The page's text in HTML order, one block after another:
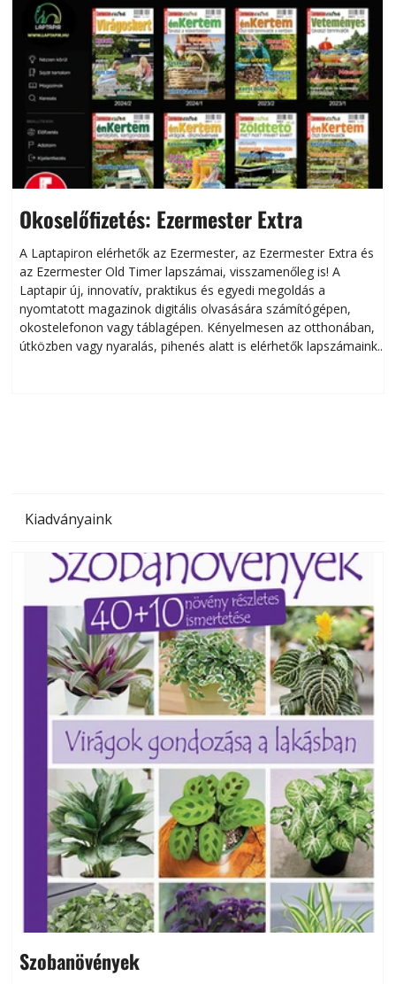
Okoselőfizetés: Ezermester Extra
A Laptapiron elérhetők az Ezermester, az Ezermester Extra és
az Ezermester Old Timer lapszámai, visszamenőleg is! A
Laptapir új, innovatív, praktikus és egyedi megoldás a
nyomtatott magazinok digitális olvasására számítógépen,
okostelefonon vagy táblagépen. Kényelmesen az otthonában,
útközben vagy nyaralás, pihenés alatt is elérhetők lapszámaink.
Kiadványaink
Szobanövények